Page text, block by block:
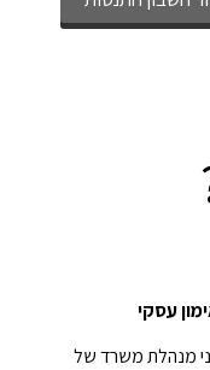
עסקי
מנהלת משרד של